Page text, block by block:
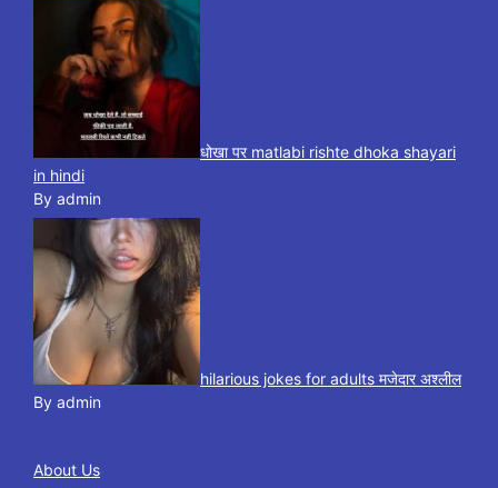
धोखा पर matlabi rishte dhoka shayari
in hindi
By admin
hilarious jokes for adults मजेदार अश्लील
By admin
About Us